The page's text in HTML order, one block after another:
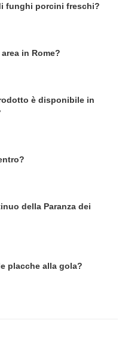
funghi porcini freschi?
in Rome?
è disponibile in
della Paranza dei
placche alla gola?